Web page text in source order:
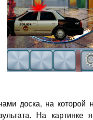
доска, на которой
На